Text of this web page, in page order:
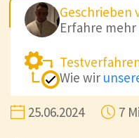
Geschrieben
Erfahre mehr
Wie wir
25.06.2024 7